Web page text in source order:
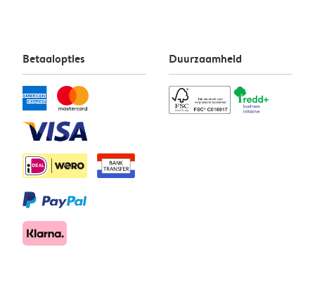
Betaalopties Duurzaamheid